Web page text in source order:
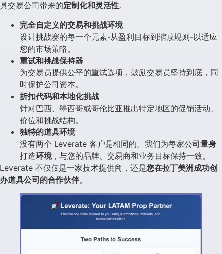
具交易公司带来的定制化和灵活性。
完全自定义的交易和挑战环境
设计挑战赛的每一个元素-从盈利目标到缩减规则-以适应
您的市场策略。
重试和挑战保持器
为交易员提供公平的重试选项，鼓励交易员坚持到底，同
时保护公司资本。
折扣代码和本地化挑战
针对巴西、墨西哥或哥伦比亚推出特定地区的促销活动、
价位和挑战结构。
独特的道具环境
没有两个 Leverate 客户是相同的。我们为每家公司量身
打造环境，与您的品牌、交易商和业务目标保持一致。
Leverate 不仅仅是一家技术提供商，还是您在拉丁美洲成功创
办道具公司的合作伙伴。